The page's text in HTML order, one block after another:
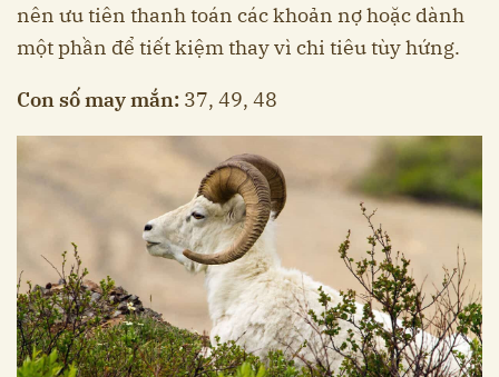
nên ưu tiên thanh toán các khoản nợ hoặc dành
một phần để tiết kiệm thay vì chi tiêu tùy hứng.
Con số may mắn: 37, 49, 48